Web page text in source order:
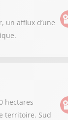
un afflux d’une
hectares
territoire. Sud